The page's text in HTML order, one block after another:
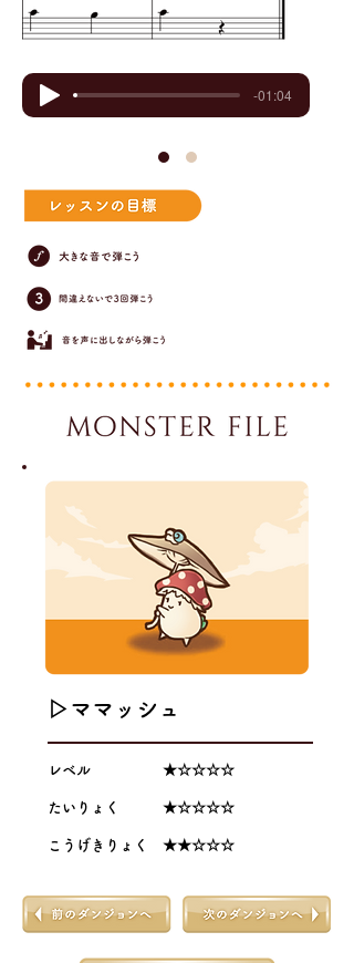
-01:04
▷ママッシュ
レベル ★☆☆☆☆
たいりょく ★☆☆☆☆
こうげきりょく ★★☆☆☆